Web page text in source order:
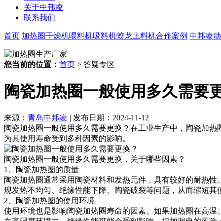
关于中邦凌
联系我们
首页 加热圈干燥机喂料机吸料机蛟龙上料机合作案例 中邦凌
您当前的位置： 首页 > 答疑专区
陶瓷加热圈一般使用多久需要
来源： 青岛中邦凌 | 发布日期：2024-11-12
陶瓷加热圈一般使用多久需要更换？在工业生产中，陶瓷加
为其使用寿命受到多种因素的影响。
陶瓷加热圈一般使用多久需要更换，关于哪些因素？
1、陶瓷加热圈的质量
陶瓷加热圈通常采用陶瓷材料和发热元件，具有较好的耐热
现发热不均匀、绝缘性能下降、陶瓷破裂等问题，从而缩短其
2、陶瓷加热圈的使用环境
使用环境也是影响陶瓷加热圈寿命的因素。如果加热圈在高